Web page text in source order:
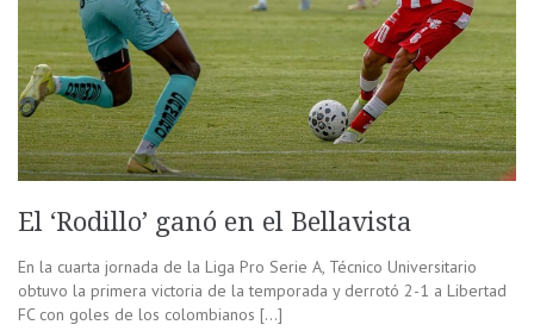
El ‘Rodillo’ ganó en el Bellavista
En la cuarta jornada de la Liga Pro Serie A, Técnico Universitario
obtuvo la primera victoria de la temporada y derrotó 2-1 a Libertad
FC con goles de los colombianos […]